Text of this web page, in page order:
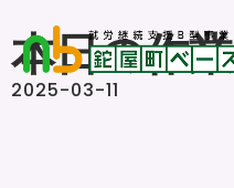
本日の作業
2025-03-11